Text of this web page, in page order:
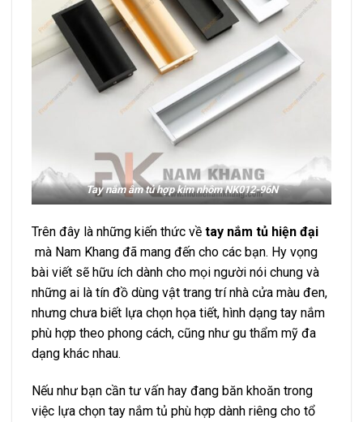
Tay nắm âm tủ hợp kim nhôm NK012-96N
Trên đây là những kiến thức về tay nắm tủ hiện đại
mà Nam Khang đã mang đến cho các bạn. Hy vọng
bài viết sẽ hữu ích dành cho mọi người nói chung và
những ai là tín đồ dùng vật trang trí nhà cửa màu đen,
nhưng chưa biết lựa chọn họa tiết, hình dạng tay nắm
phù hợp theo phong cách, cũng như gu thẩm mỹ đa
dạng khác nhau.
Nếu như bạn cần tư vấn hay đang băn khoăn trong
việc lựa chọn tay nắm tủ phù hợp dành riêng cho tổ